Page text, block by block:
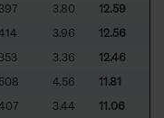
397 3.80
12.59
3.96
12.56
353 3.36
12.46
508 4.56
11.81
3.44
11.06